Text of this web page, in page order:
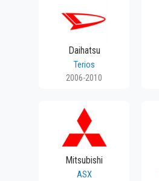
Daihatsu
Terios
2006-2010
Mitsubishi
ASX